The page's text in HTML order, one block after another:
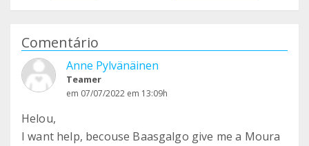
Comentário
Anne Pylvänäinen
Teamer
em 07/07/2022 em 13:09h
Helou,
I want help, becouse Baasgalgo give me a Moura